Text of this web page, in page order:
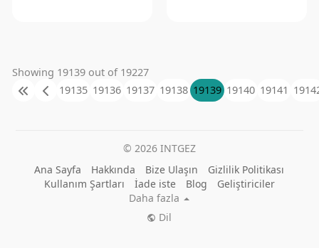
Showing 19139 out of 19227
19135 19136 19137 19138 19139 19140 19141
© 2026 INTGEZ
Ana Sayfa
Hakkında Bize Ulaşın
Gizlilik Politikası
Kullanım Şartları
İade iste Blog
Geliştiriciler
Daha fazla
Dil